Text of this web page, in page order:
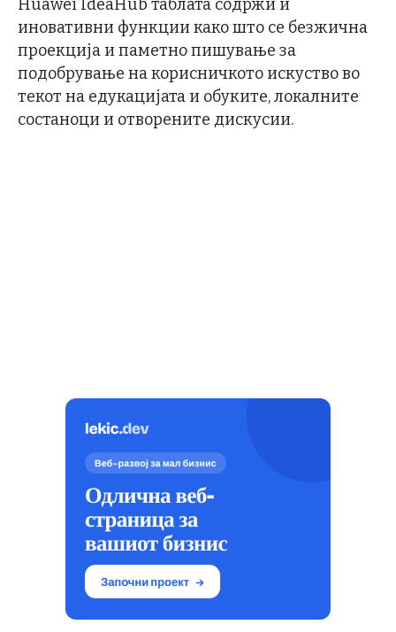
Huawei IdeaHub таблата содржи и
иновативни функции како што се безжична
проекција и паметно пишување за
подобрување на корисничкото искуство во
текот на едукацијата и обуките, локалните
состаноци и отворените дискусии.